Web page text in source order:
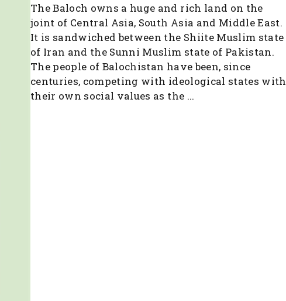
The Baloch owns a huge and rich land on the
joint of Central Asia, South Asia and Middle East.
It is sandwiched between the Shiite Muslim state
of Iran and the Sunni Muslim state of Pakistan.
The people of Balochistan have been, since
centuries, competing with ideological states with
their own social values as the ...